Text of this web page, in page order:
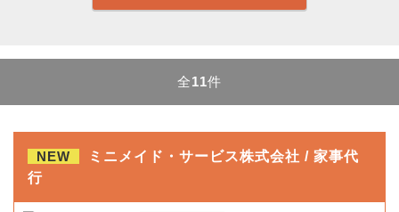
全11件
NEW
ミニメイド・サービス株式会社 / 家事代
行